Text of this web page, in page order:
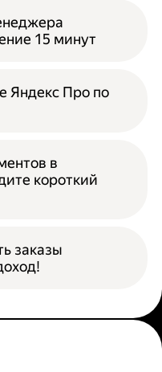
15 минут
Яндекс Про по
в
короткий
заказы